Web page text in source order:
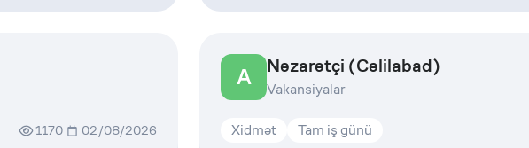
1170 02/08/2026
A Nəzarətçi (Cəlilabad)
Vakansiyalar
Xidmət Tam iş günü